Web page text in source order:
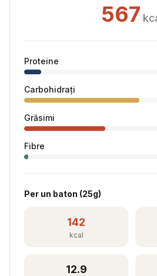
567
Proteine
Carbohidrați
Grăsimi
Fibre
Per un baton (25g)
142
kcal
12.9